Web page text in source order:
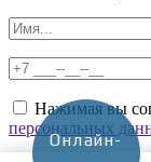
Нажимая вы
персональных
Онлайн-